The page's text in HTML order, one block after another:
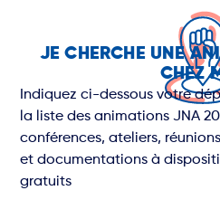
MOBILISONS-
RÉDUIRE NOS
Former les soignants et
JE CHERCHE UNE
CHEZ
Indiquez ci-dessous votre
la liste des animations JNA
conférences, ateliers,
et documentations à
gratuits